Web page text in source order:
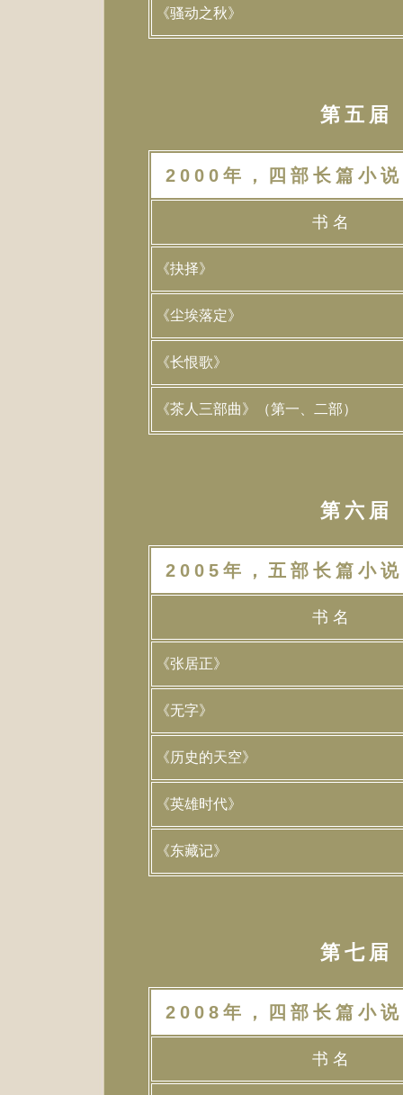
《骚动之秋》
第五
2000年，四部长篇小说
书 名
《抉择》
《尘埃落定》
《长恨歌》
《茶人三部曲》（第一、二部）
第六
2005年，五部长篇小说
书 名
《张居正》
《无字》
《历史的天空》
《英雄时代》
《东藏记》
第七
2008年，四部长篇小说
书 名